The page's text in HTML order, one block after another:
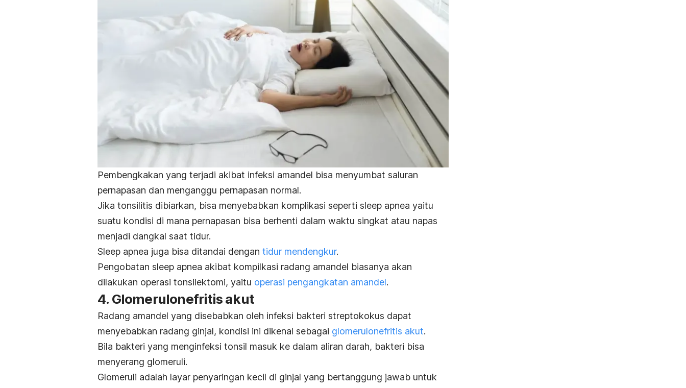
Pembengkakan yang terjadi akibat infeksi amandel bisa menyumbat saluran
pernapasan dan menganggu pernapasan normal.
Jika tonsilitis dibiarkan, bisa menyebabkan komplikasi seperti sleep apnea yaitu
suatu kondisi di mana pernapasan bisa berhenti dalam waktu singkat atau napas
menjadi dangkal saat tidur.
Sleep apnea juga bisa ditandai dengan tidur mendengkur.
Pengobatan sleep apnea akibat kompilkasi radang amandel biasanya akan
dilakukan operasi tonsilektomi, yaitu operasi pengangkatan amandel.
4. Glomerulonefritis akut
Radang amandel yang disebabkan oleh infeksi bakteri streptokokus dapat
menyebabkan radang ginjal, kondisi ini dikenal sebagai glomerulonefritis akut.
Bila bakteri yang menginfeksi tonsil masuk ke dalam aliran darah, bakteri bisa
menyerang glomeruli.
Glomeruli adalah layar penyaringan kecil di ginjal yang bertanggung jawab untuk